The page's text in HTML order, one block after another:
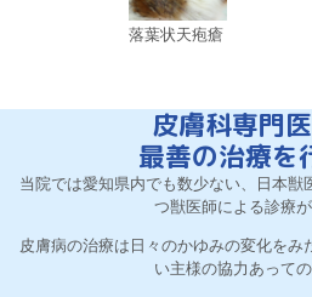
落葉状天疱瘡
皮膚科専門
最善の治療を
当院では愛知県内でも数少ない、日本獣
つ獣医師による診療が
皮膚病の治療は日々のかゆみの変化をみ
い主様の協力あっての